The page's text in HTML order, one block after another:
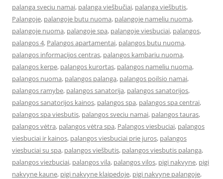
palanga sveciu namai, palanga viešbučiai, palanga viešbutis,
Palangoje, palangoje butu nuoma, palangoje nameliu nuoma,
palangoje nuoma, palangoje spa, palangoje viesbuciai, palangos,
palangos 4, Palangos apartamentai, palangos butu nuoma,
palangos informacijos centras, palangos kambariu nuoma,
palangos kerpe, palangos kurortas, palangos nameliu nuoma,
palangos nuoma, palangos palanga, palangos poilsio namai,
palangos ramybe, palangos sanatorija, palangos sanatorijos,
palangos sanatorijos kainos, palangos spa, palangos spa centrai,
palangos spa viesbutis, palangos sveciu namai, palangos tauras,
palangos vėtra, palangos vėtra spa, Palangos viesbuciai, palangos
viesbuciai ir kainos, palangos viesbuciai prie juros, palangos
viesbuciai su spa, palangos viešbutis, palangos viesbutis palanga,
palangos viezbuciai, palangos vila, palangos vilos, pigi nakvyne, pigi
nakvyne kaune, pigi nakvyne klaipedoje, pigi nakvyne palangoje,